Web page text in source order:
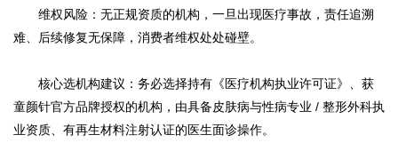
维权风险：无正规资质的机构，一旦出现医疗事故，责任追溯
难、后续修复无保障，消费者维权处处碰壁。
核心选机构建议：务必选择持有《医疗机构执业许可证》、获
童颜针官方品牌授权的机构，由具备皮肤病与性病专业 / 整形外科执
业资质、有再生材料注射认证的医生面诊操作。